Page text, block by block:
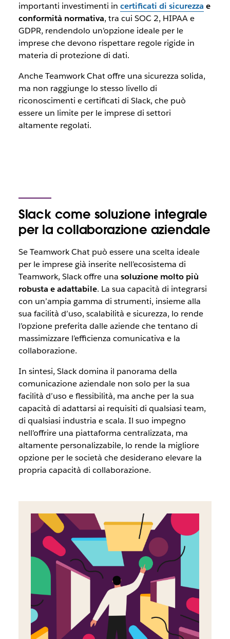
importanti investimenti in certificati di sicurezza e
conformità normativa, tra cui SOC 2, HIPAA e
GDPR, rendendolo un’opzione ideale per le
imprese che devono rispettare regole rigide in
materia di protezione di dati.
Anche Teamwork Chat offre una sicurezza solida,
ma non raggiunge lo stesso livello di
riconoscimenti e certificati di Slack, che può
essere un limite per le imprese di settori
altamente regolati.
Slack come soluzione integrale
per la collaborazione aziendale
Se Teamwork Chat può essere una scelta ideale
per le imprese già inserite nell’ecosistema di
Teamwork, Slack offre una soluzione molto più
robusta e adattabile. La sua capacità di integrarsi
con un’ampia gamma di strumenti, insieme alla
sua facilità d’uso, scalabilità e sicurezza, lo rende
l’opzione preferita dalle aziende che tentano di
massimizzare l’efficienza comunicativa e la
collaborazione.
In sintesi, Slack domina il panorama della
comunicazione aziendale non solo per la sua
facilità d’uso e flessibilità, ma anche per la sua
capacità di adattarsi ai requisiti di qualsiasi team,
di qualsiasi industria e scala. Il suo impegno
nell’offrire una piattaforma centralizzata, ma
altamente personalizzabile, lo rende la migliore
opzione per le società che desiderano elevare la
propria capacità di collaborazione.